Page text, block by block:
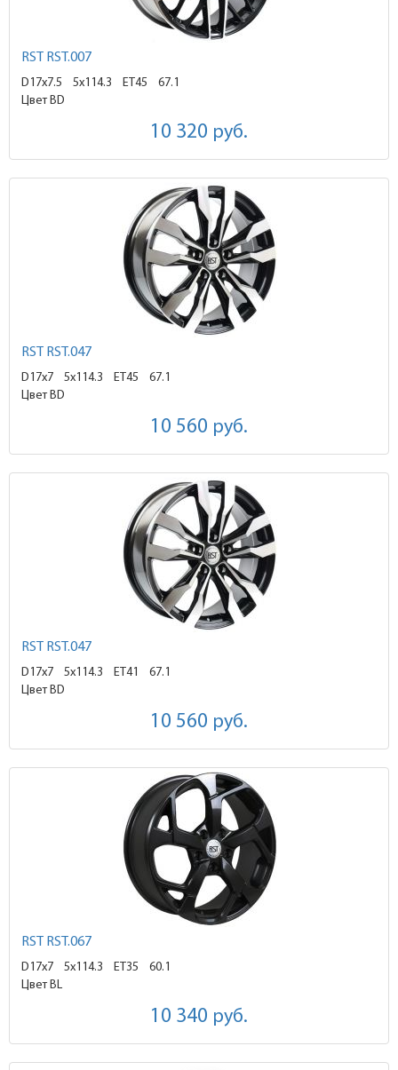
RST RST.007
D17x7.5 5x114.3 ET45
67.1
Цвет BD
10 320 руб.
RST RST.047
D17x7 5x114.3 ET45
67.1
Цвет BD
10 560 руб.
RST RST.047
D17x7 5x114.3 ET41
67.1
Цвет BD
10 560 руб.
RST RST.067
D17x7 5x114.3 ET35
60.1
Цвет BL
10 340 руб.